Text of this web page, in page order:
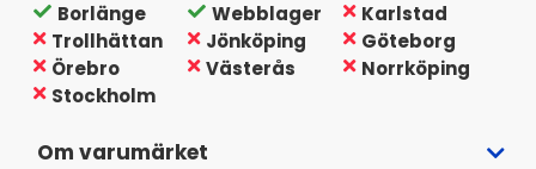
Borlänge Webblager
Karlstad
Trollhättan
Jönköping
Göteborg
Örebro
Västerås
Norrköping
Stockholm
Om varumärket